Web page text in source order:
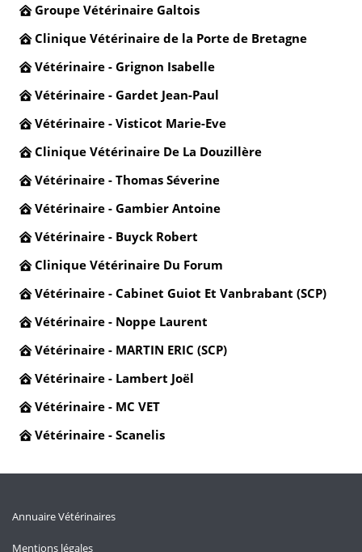
Groupe Vétérinaire Galtois
Clinique Vétérinaire de la Porte de Bretagne
Vétérinaire - Grignon Isabelle
Vétérinaire - Gardet Jean-Paul
Vétérinaire - Visticot Marie-Eve
Clinique Vétérinaire De La Douzillère
Vétérinaire - Thomas Séverine
Vétérinaire - Gambier Antoine
Vétérinaire - Buyck Robert
Clinique Vétérinaire Du Forum
Vétérinaire - Cabinet Guiot Et Vanbrabant (SCP)
Vétérinaire - Noppe Laurent
Vétérinaire - MARTIN ERIC (SCP)
Vétérinaire - Lambert Joël
Vétérinaire - MC VET
Vétérinaire - Scanelis
Annuaire Vétérinaires
Mentions légales